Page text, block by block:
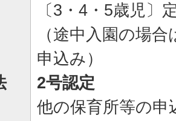
〔3・4・5歳児〕
（途中入園の場
申込み）
2号認定
他の保育所等の申